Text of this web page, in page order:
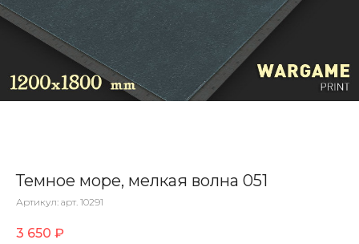
Темное море, мелкая волна 051
Артикул: арт. 10291
3 650 ₽